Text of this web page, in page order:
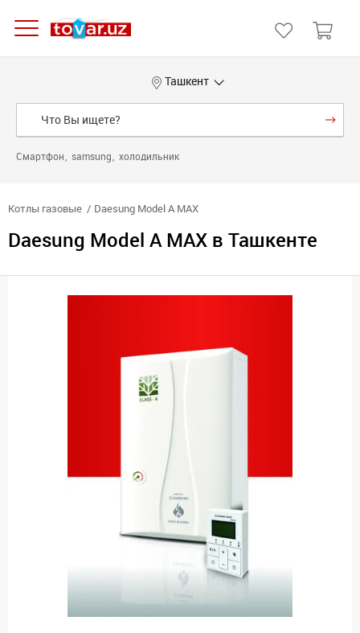
Ташкент
Смартфон samsung холодильник
Котлы газовые Daesung Model А MAX
Daesung Model А MAX в Ташкенте